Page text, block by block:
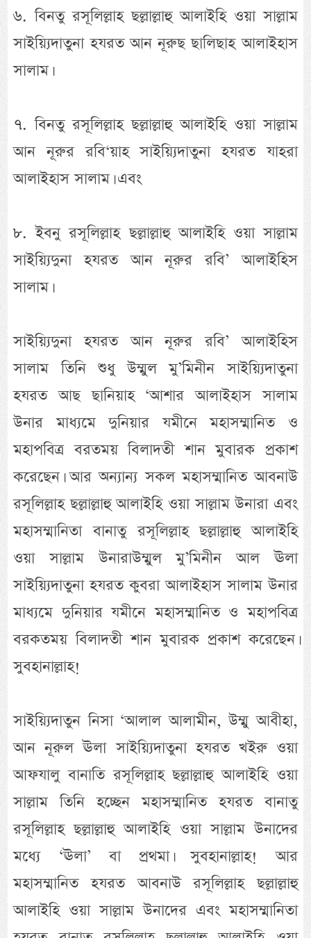
৬. বিনতু রসূলিল্লাহ ছল্লাল্লাহু আলাইহি ওয়া সাল্লাম
সাইয়্যিদাতুনা হযরত আন নূরুছ ছালিছাহ আলাইহাস
সালাম।
৭. বিনতু রসূলিল্লাহ ছল্লাল্লাহু আলাইহি ওয়া সাল্লাম
আন নূরুর রবি‘য়াহ সাইয়্যিদাতুনা হযরত যাহরা
আলাইহাস সালাম। এবং
৮. ইবনু রসূলিল্লাহ ছল্লাল্লাহু আলাইহি ওয়া সাল্লাম
সাইয়্যিদুনা হযরত আন নূরুর রবি’ আলাইহিস
সালাম।
সাইয়্যিদুনা হযরত আন নূরুর রবি’ আলাইহিস
সালাম তিনি শুধু উম্মুল মু’মিনীন সাইয়্যিদাতুনা
হযরত আছ ছানিয়াহ ‘আশার আলাইহাস সালাম
উনার মাধ্যমে দুনিয়ার যমীনে মহাসম্মানিত ও
মহাপবিত্র বরতময় বিলাদতী শান মুবারক প্রকাশ
করেছেন। আর অন্যান্য সকল মহাসম্মানিত আবনাউ
রসূলিল্লাহ ছল্লাল্লাহু আলাইহি ওয়া সাল্লাম উনারা এবং
মহাসম্মানিতা বানাতু রসূলিল্লাহ ছল্লাল্লাহু আলাইহি
ওয়া সাল্লাম উনারাউম্মুল মু’মিনীন আল ঊলা
সাইয়্যিদাতুনা হযরত কুবরা আলাইহাস সালাম উনার
মাধ্যমে দুনিয়ার যমীনে মহাসম্মানিত ও মহাপবিত্র
বরকতময় বিলাদতী শান মুবারক প্রকাশ করেছেন।
সুবহানাল্লাহ!
সাইয়্যিদাতুন নিসা ‘আলাল আলামীন, উম্মু আবীহা,
আন নূরুল ঊলা সাইয়্যিদাতুনা হযরত খইরু ওয়া
আফযালু বানাতি রসূলিল্লাহ ছল্লাল্লাহু আলাইহি ওয়া
সাল্লাম তিনি হচ্ছেন মহাসম্মানিত হযরত বানাতু
রসূলিল্লাহ ছল্লাল্লাহু আলাইহি ওয়া সাল্লাম উনাদের
মধ্যে ‘ঊলা’ বা প্রথমা। সুবহানাল্লাহ! আর
মহাসম্মানিত হযরত আবনাউ রসূলিল্লাহ ছল্লাল্লাহু
আলাইহি ওয়া সাল্লাম উনাদের এবং মহাসম্মানিতা